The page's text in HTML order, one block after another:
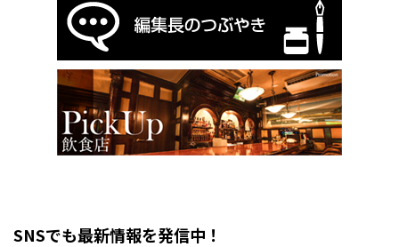
SNSでも最新情報を発信中！